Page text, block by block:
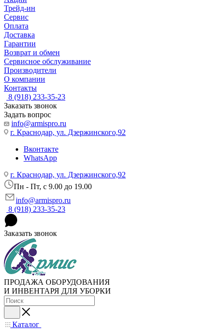
Трейд-ин
Сервис
Оплата
Доставка
Гарантии
Возврат и обмен
Сервисное обслуживание
Производители
О компании
Контакты
8 (918) 233-35-23
Заказать звонок
Задать вопрос
info@armispro.ru
г. Краснодар, ул. Дзержинского,92
Вконтакте
WhatsApp
г. Краснодар, ул. Дзержинского,92
Пн - Пт, c 9.00 до 19.00
info@armispro.ru
8 (918) 233-35-23
Заказать звонок
ПРОДАЖА ОБОРУДОВАНИЯ
И ИНВЕНТАРЯ ДЛЯ УБОРКИ
Каталог